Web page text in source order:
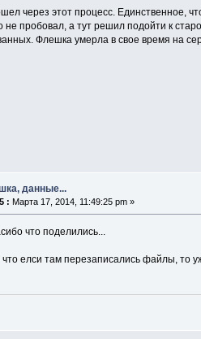
через этот процесс. Единственное,
не пробовал, а тут решил подойти к
Флешка умерла в свое время на
данные...
: Марта 17, 2014, 11:49:25 pm »
что поделились...
что елси там перезаписались файлы, то